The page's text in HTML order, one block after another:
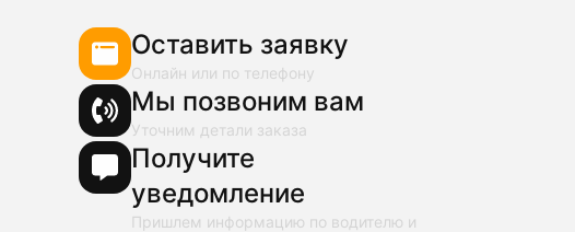
Оставить заявку
Онлайн или по телефону
Мы позвоним вам
Уточним детали заказа
Получите
уведомление
Пришлем информацию по водителю и